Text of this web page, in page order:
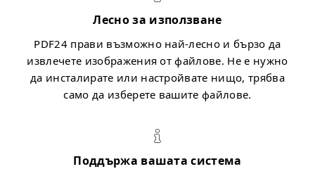
Лесно за използване
PDF24 прави възможно най-лесно и бързо да
извлечете изображения от файлове. Не е нужно
да инсталирате или настройвате нищо, трябва
само да изберете вашите файлове.
Поддържа вашата система